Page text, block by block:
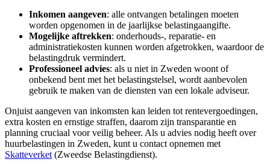
Inkomen aangeven: alle ontvangen betalingen moeten
worden opgenomen in de jaarlijkse belastingaangifte.
Mogelijke aftrekken: onderhouds-, reparatie- en
administratiekosten kunnen worden afgetrokken, waardoor de
belastingdruk vermindert.
Professioneel advies: als u niet in Zweden woont of
onbekend bent met het belastingstelsel, wordt aanbevolen
gebruik te maken van de diensten van een lokale adviseur.
Onjuist aangeven van inkomsten kan leiden tot rentevergoedingen,
extra kosten en ernstige straffen, daarom zijn transparantie en
planning cruciaal voor veilig beheer. Als u advies nodig heeft over
huurbelastingen in Zweden, kunt u contact opnemen met
Skatteverket (Zweedse Belastingdienst).